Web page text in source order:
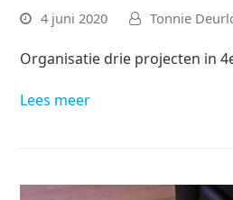
4 juni 2020 Tonnie
Organisatie drie projecten in
Lees meer